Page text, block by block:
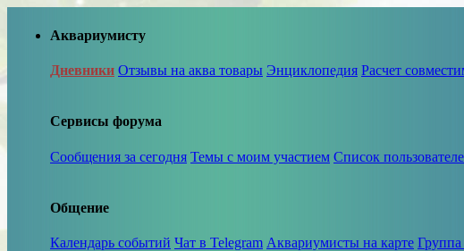
Аквариумисту
Дневники Отзывы на аква товары Энциклопедия Расчет
Сервисы форума
Сообщения за сегодня Темы с моим участием Список
Общение
Календарь событий Чат в Telegram Аквариумисты на карте